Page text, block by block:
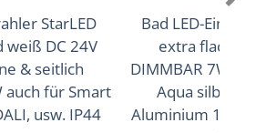
/ Ra)
StarLED
weiß DC 24V
& seitlich
auch für Smart
usw. IP44
Bad LED-
extra flach
DIMMBAR 7W
Aqua silber-
Aluminium 120°